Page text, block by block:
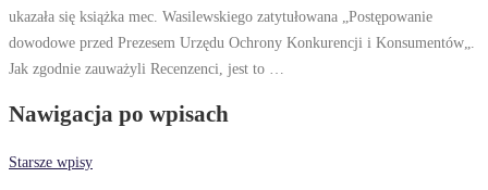
ukazała się książka mec. Wasilewskiego zatytułowana „Postępowanie
dowodowe przed Prezesem Urzędu Ochrony Konkurencji i Konsumentów„.
Jak zgodnie zauważyli Recenzenci, jest to …
Nawigacja po wpisach
Starsze wpisy